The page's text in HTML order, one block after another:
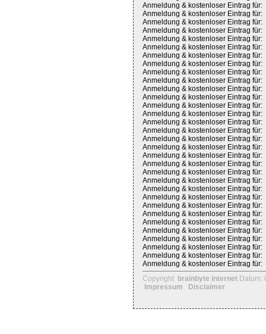
Anmeldung & kostenloser Eintrag für:
Anmeldung & kostenloser Eintrag für:
Anmeldung & kostenloser Eintrag für:
Anmeldung & kostenloser Eintrag für:
Anmeldung & kostenloser Eintrag für:
Anmeldung & kostenloser Eintrag für:
Anmeldung & kostenloser Eintrag für:
Anmeldung & kostenloser Eintrag für:
Anmeldung & kostenloser Eintrag für:
Anmeldung & kostenloser Eintrag für:
Anmeldung & kostenloser Eintrag für:
Anmeldung & kostenloser Eintrag für:
Anmeldung & kostenloser Eintrag für:
Anmeldung & kostenloser Eintrag für:
Anmeldung & kostenloser Eintrag für:
Anmeldung & kostenloser Eintrag für:
Anmeldung & kostenloser Eintrag für:
Anmeldung & kostenloser Eintrag für:
Anmeldung & kostenloser Eintrag für:
Anmeldung & kostenloser Eintrag für:
Anmeldung & kostenloser Eintrag für:
Anmeldung & kostenloser Eintrag für:
Anmeldung & kostenloser Eintrag für:
Anmeldung & kostenloser Eintrag für:
Anmeldung & kostenloser Eintrag für:
Anmeldung & kostenloser Eintrag für:
Anmeldung & kostenloser Eintrag für:
Anmeldung & kostenloser Eintrag für:
Anmeldung & kostenloser Eintrag für:
Anmeldung & kostenloser Eintrag für:
Anmeldung & kostenloser Eintrag für:
Anmeldung & kostenloser Eintrag für:
Copyright brainbyte internet Datum:
Impressum
Disclaimer